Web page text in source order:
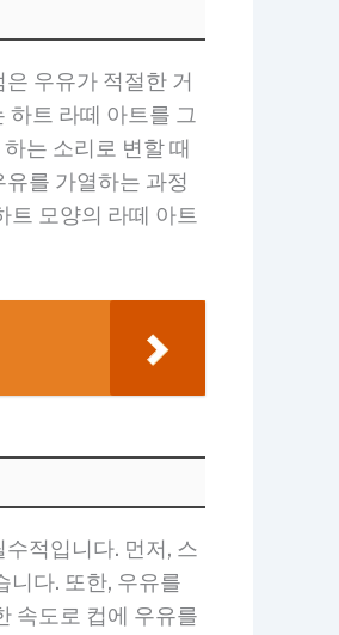
우유가 적절한 거
트 라떼 아트를 그
는 소리로 변할 때
를 가열하는 과정
트 모양의 라떼 아트
적입니다. 먼저, 스
니다. 또한, 우유를
속도로 컵에 우유를